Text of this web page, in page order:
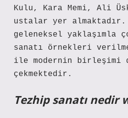
Kulu, Kara Memi, Ali
ustalar yer almaktadır.
geleneksel yaklaşımla
sanatı örnekleri
ile modernin birleşimi
çekmektedir.
Tezhip sanatı nedir